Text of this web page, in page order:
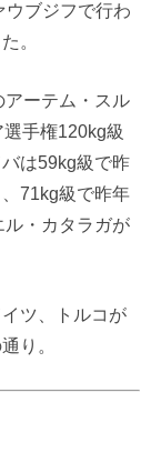
ウブジフで行わ
。
ーテム・スル
手権120kg級
は59kg級で昨
71kg級で昨年
・カタラガが
ツ、トルコが
り。